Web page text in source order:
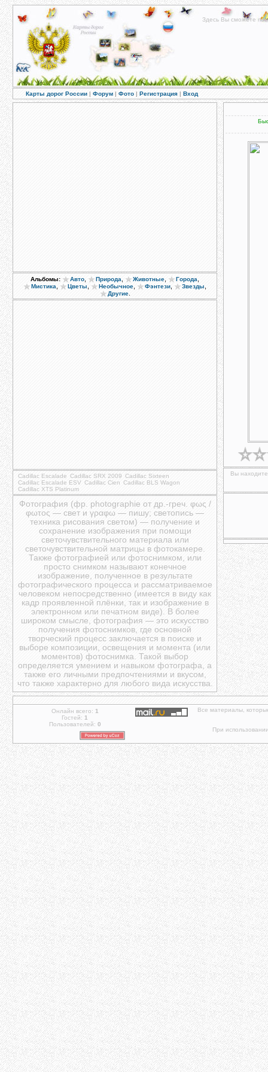
Здесь Вы сможете
Карты дорог России | Форум | Фото | Регистрация | Вход
Альбомы: Авто Природа Животные Города
Мистика Цветы Необычное Фэнтези Звезды
Другие.
Cadillac Escalade Cadillac SRX 2009 Cadillac Sixteen
Cadillac Escalade ESV Cadillac Cien Cadillac BLS Wagon
Cadillac XTS Platinum
Фотография (фр. photographie от др.-греч. φως /
φωτος — свет и γραφω — пишу; светопись —
техника рисования светом) — получение и
сохранение изображения при помощи
светочувствительного материала или
светочувствительной матрицы в фотокамере.
Также фотографией или фотоснимком, или
просто снимком называют конечное
изображение, полученное в результате
фотографического процесса и рассматриваемое
человеком непосредственно (имеется в виду как
кадр проявленной плёнки, так и изображение в
электронном или печатном виде). В более
широком смысле, фотография — это искусство
получения фотоснимков, где основной
творческий процесс заключается в поиске и
выборе композиции, освещения и момента (или
моментов) фотоснимка. Такой выбор
определяется умением и навыком фотографа, а
также его личными предпочтениями и вкусом,
что также характерно для любого вида искусства.
Вы
Онлайн всего: 1
Гостей: 1
Пользователей: 0
Все материалы,
При